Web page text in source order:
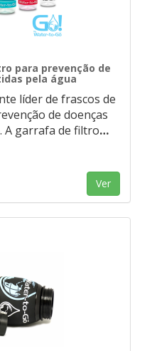
para prevenção de
pela água
líder de frascos de
de doenças
A garrafa de filtro…
Ver